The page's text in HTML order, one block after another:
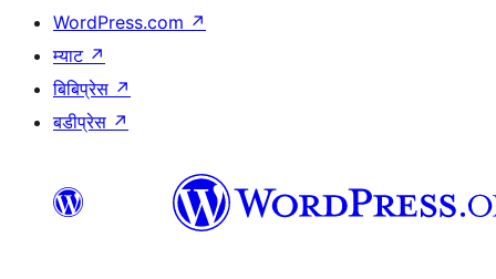
WordPress.com ↗
म्याट ↗
बिबिप्रेस ↗
बडीप्रेस ↗